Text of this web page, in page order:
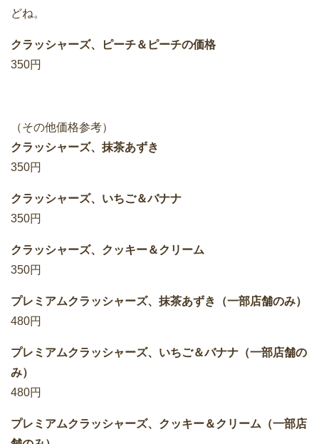
どね。
クラッシャーズ、ピーチ＆ピーチの価格
350円
（その他価格参考）
クラッシャーズ、抹茶あずき
350円
クラッシャーズ、いちご＆バナナ
350円
クラッシャーズ、クッキー＆クリーム
350円
プレミアムクラッシャーズ、抹茶あずき（一部店舗のみ）
480円
プレミアムクラッシャーズ、いちご＆バナナ（一部店舗の
み）
480円
プレミアムクラッシャーズ、クッキー＆クリーム（一部店